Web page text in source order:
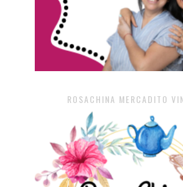
ROSACHINA MERCADITO